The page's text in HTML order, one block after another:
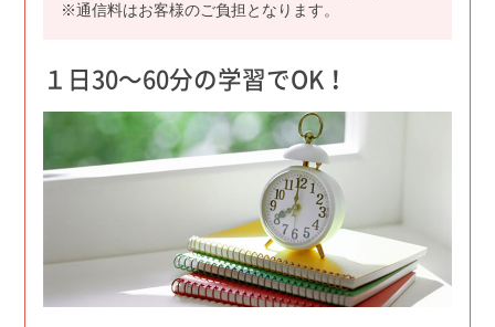
通信料はお客様のご負担となります。
１日30〜60分の学習でOK！